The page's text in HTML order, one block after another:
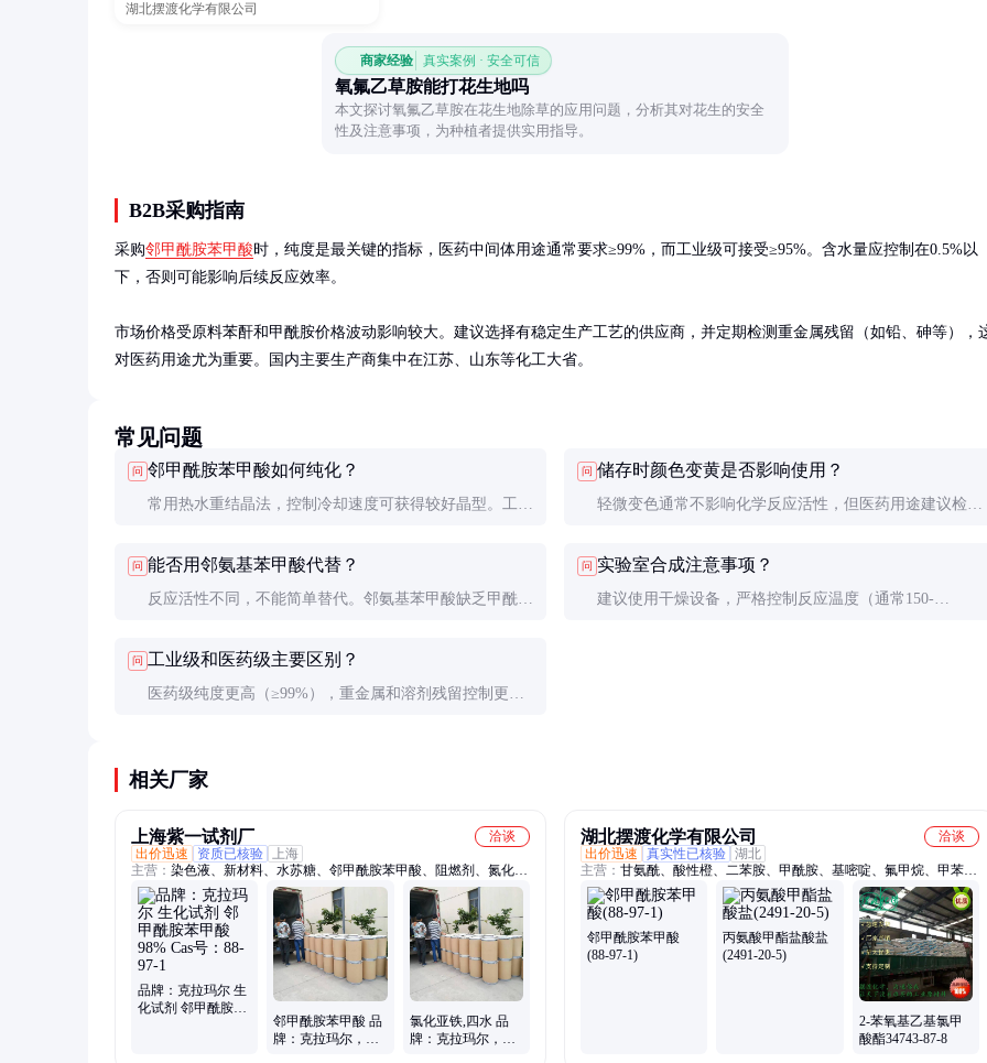
湖北摆渡化学有限公司
商家经验 真实案例 · 安全可信
氧氟乙草胺能打花生地吗
本文探讨氧氟乙草胺在花生地除草的应用问题，分析其对花生的安全
性及注意事项，为种植者提供实用指导。
B2B采购指南
采购邻甲酰胺苯甲酸时，纯度是最关键的指标，医药中间体用途通常要求≥99%，而工业级可接受≥95%。含水量应控制在0.5%以
下，否则可能影响后续反应效率。
市场价格受原料苯酐和甲酰胺价格波动影响较大。建议选择有稳定生产工艺的供应商，并定期检测重金属残留（如铅、砷等），
对医药用途尤为重要。国内主要生产商集中在江苏、山东等化工大省。
常见问题
问 邻甲酰胺苯甲酸如何纯化？
常用热水重结晶法，控制冷却速度可获得较好晶型。工业
收。
问 储存时颜色变黄是否影响使用？
轻微变色通常不影响化学反应活性，但医药用途建议检测
问 能否用邻氨基苯甲酸代替？
反应活性不同，不能简单替代。邻氨基苯甲酸缺乏甲酰
问 实验室合成注意事项？
建议使用干燥设备，严格控制反应温度（通常150-
问 工业级和医药级主要区别？
医药级纯度更高（≥99%），重金属和溶剂残留控制更严
相关厂家
上海紫一试剂厂
洽谈
出价迅速
资质已核验
上海
主营： 染色液、新材料、水苏糖、邻甲酰胺苯甲酸、阻燃剂、氮化
锶、蒽醌紫、氧氟酸、胎盘肽、喹烯酮、钒酸铵、硫酸锂、钒酸铈、
硫酸锶、降钙素、紫苏烯、锂电池、布洛芬、丁酸铝、锑酸钠、烟酰
胺、牛磺酸、褪黑素、鸡蛋白、磷酸铁、丙酸铵
品牌：克拉玛尔 生
化试剂 邻甲酰胺苯
邻甲酰胺苯甲酸 品
牌：克拉玛尔，专
氯化亚铁,四水 品
牌：克拉玛尔，专
湖北摆渡化学有限公司
洽谈
出价迅速
真实性已核验 湖北
主营： 甘氨酰、酸性橙、二苯胺、甲酰胺、基嘧啶、氟甲烷、甲苯
氟、脱乙基、苯丁锡、氰酸银、含苯基、咯喹酮、嘧菌酯、丁酸铝、
肉桂醇、二辛基、特戊醛、茜素红、叶绿素、氟苯基、碲化钠、酸性
红、噻虫啉、恶唑磷、颜料蓝
邻甲酰胺苯甲酸
(88-97-1)
丙氨酸甲酯盐酸盐
(2491-20-5)
2-苯氧基乙基氯甲
酸酯34743-87-8